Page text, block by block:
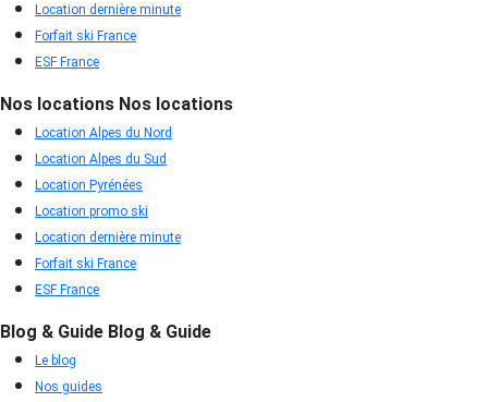
Location dernière minute
Forfait ski France
ESF France
Nos locations Nos locations
Location Alpes du Nord
Location Alpes du Sud
Location Pyrénées
Location promo ski
Location dernière minute
Forfait ski France
ESF France
Blog & Guide Blog & Guide
Le blog
Nos guides